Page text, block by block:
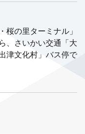
桜の里ターミナル」
、さいかい交通「大
津文化村」バス停で